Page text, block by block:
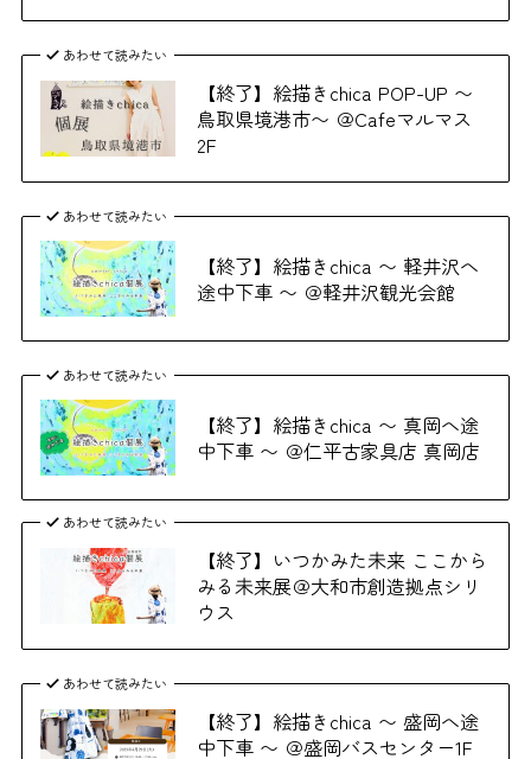
あわせて読みたい
【終了】絵描きchica POP-UP 〜
鳥取県境港市〜 ＠Cafeマルマス
2F
あわせて読みたい
【終了】絵描きchica 〜 軽井沢へ
途中下車 〜 ＠軽井沢観光会館
あわせて読みたい
【終了】絵描きchica 〜 真岡へ途
中下車 〜 ＠仁平古家具店 真岡店
あわせて読みたい
【終了】いつかみた未来 ここから
みる未来展＠大和市創造拠点シリ
ウス
あわせて読みたい
【終了】絵描きchica 〜 盛岡へ途
中下車 〜 ＠盛岡バスセンター1F